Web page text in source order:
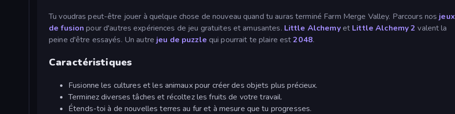
Tu voudras peut-être jouer à quelque chose de nouveau quand tu auras terminé Farm Merge Valley. Parcours nos jeux
de fusion pour d'autres expériences de jeu gratuites et amusantes. Little Alchemyet Little Alchemy 2 valent la
peine d'être essayés. Un autre jeu de puzzle qui pourrait te plaire est2048.
Caractéristiques
Fusionne les cultures et les animaux pour créer des objets plus précieux.
Terminez diverses tâches et récoltez les fruits de votre travail.
Étends-toi à de nouvelles terres au fur et à mesure que tu progresses.